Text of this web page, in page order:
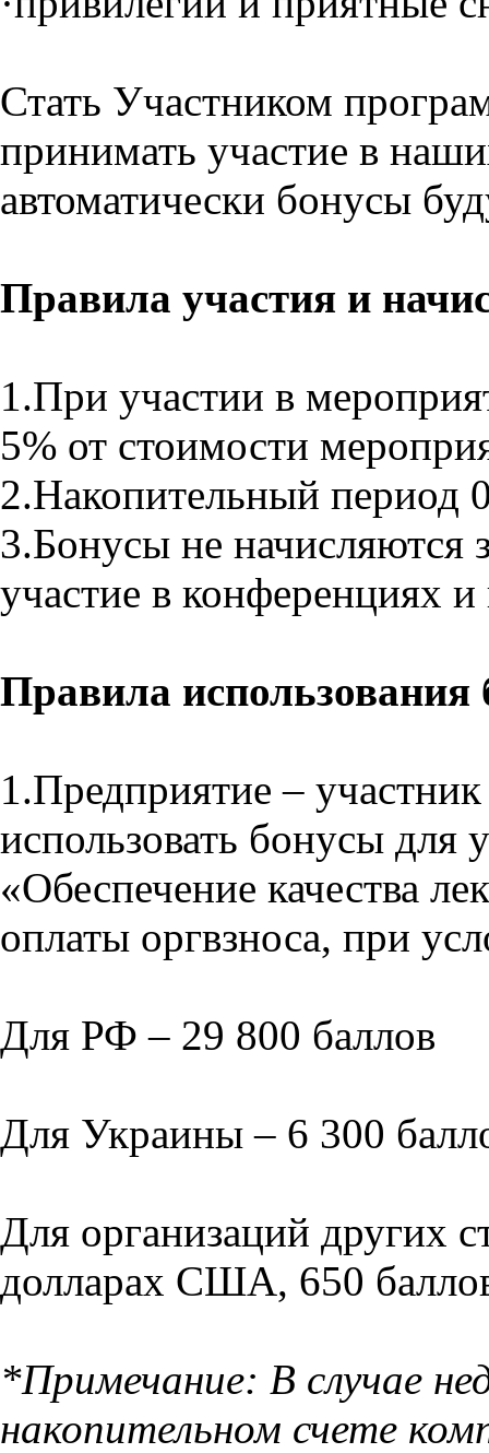
Стать Участником
принимать участие в
автоматически бонусы
Правила участия и
1.При участии в
5% от стоимости
2.Накопительный период
3.Бонусы не начисляются
участие в конференциях
Правила использования
1.Предприятие –
использовать бонусы для
«Обеспечение качества
оплаты оргвзноса, при
Для РФ – 29 800 баллов
Для Украины – 6 300
Для организаций других
долларах США, 650
*Примечание: В случае
накопительном счете